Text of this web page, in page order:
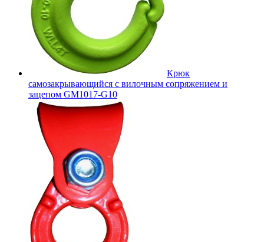
Крюк
самозакрывающийся с вилочным сопряжением и
зацепом GM1017-G10